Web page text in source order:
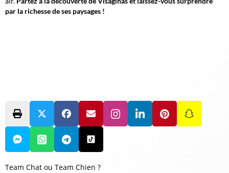
par la richesse de ses paysages !
Team Chat ou Team Chien ?